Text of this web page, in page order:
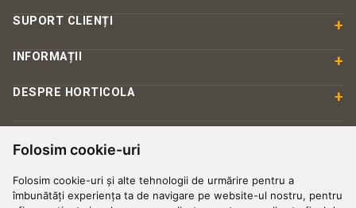
Folosim cookie-uri
Folosim cookie-uri și alte tehnologii de urmărire pentru a
îmbunătăți experiența ta de navigare pe website-ul nostru, pentru
SUPORT CLIENȚI +
INFORMAȚII +
DESPRE HORTICOLA +
PLATĂ & SIGURANȚĂ